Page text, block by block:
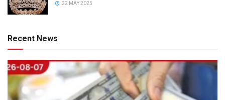
22 MAY 2025
Recent News